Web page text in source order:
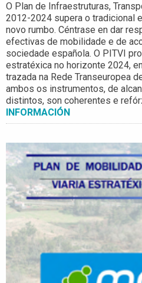
O Plan de Infraestruturas,
2012-2024 supera o tradicional
novo rumbo. Céntrase en dar
efectivas de mobilidade e de
sociedade española. O PITVI
estratéxica no horizonte 2024,
trazada na Rede Transeuropea
ambos os instrumentos, de
distintos, son coherentes e
INFORMACIÓN